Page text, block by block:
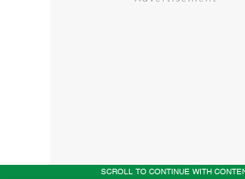
SCROLL TO CONTINUE WITH